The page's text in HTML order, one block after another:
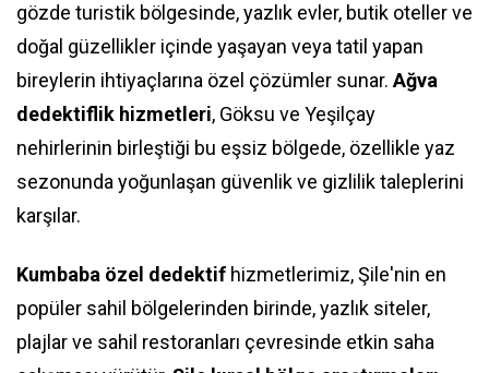
gözde turistik bölgesinde, yazlık evler, butik oteller ve
doğal güzellikler içinde yaşayan veya tatil yapan
bireylerin ihtiyaçlarına özel çözümler sunar. Ağva
dedektiflik hizmetleri, Göksu ve Yeşilçay
nehirlerinin birleştiği bu eşsiz bölgede, özellikle yaz
sezonunda yoğunlaşan güvenlik ve gizlilik taleplerini
karşılar.
Kumbaba özel dedektif hizmetlerimiz, Şile'nin en
popüler sahil bölgelerinden birinde, yazlık siteler,
plajlar ve sahil restoranları çevresinde etkin saha